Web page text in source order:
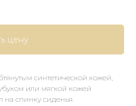
цену
синтетической кожей,
или мягкой кожей
на спинку сиденья.